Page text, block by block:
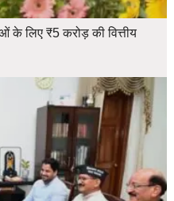
के लिए ₹5 करोड़ की वित्तीय